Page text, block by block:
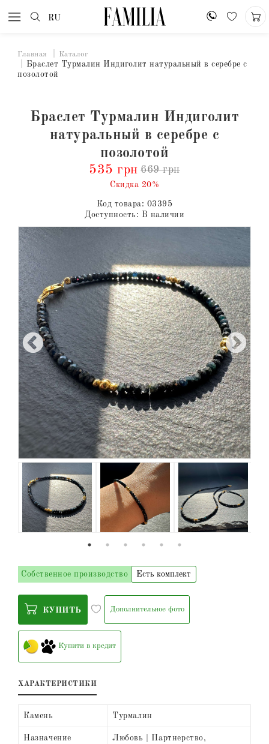
RU
Главная Каталог
Браслет Турмалин Индиголит натуральный в серебре с
позолотой
Браслет Турмалин Индиголит
натуральный в серебре с
позолотой
535 грн 669 грн
Скидка 20%
Код товара: 03395
Доступность: В наличии
Собственное производство Есть комплект
КУПИТЬ Дополнительное фото
Купити в кредит
ХАРАКТЕРИСТИКИ
Камень Турмалин
Назначение
Любовь | Партнерство,